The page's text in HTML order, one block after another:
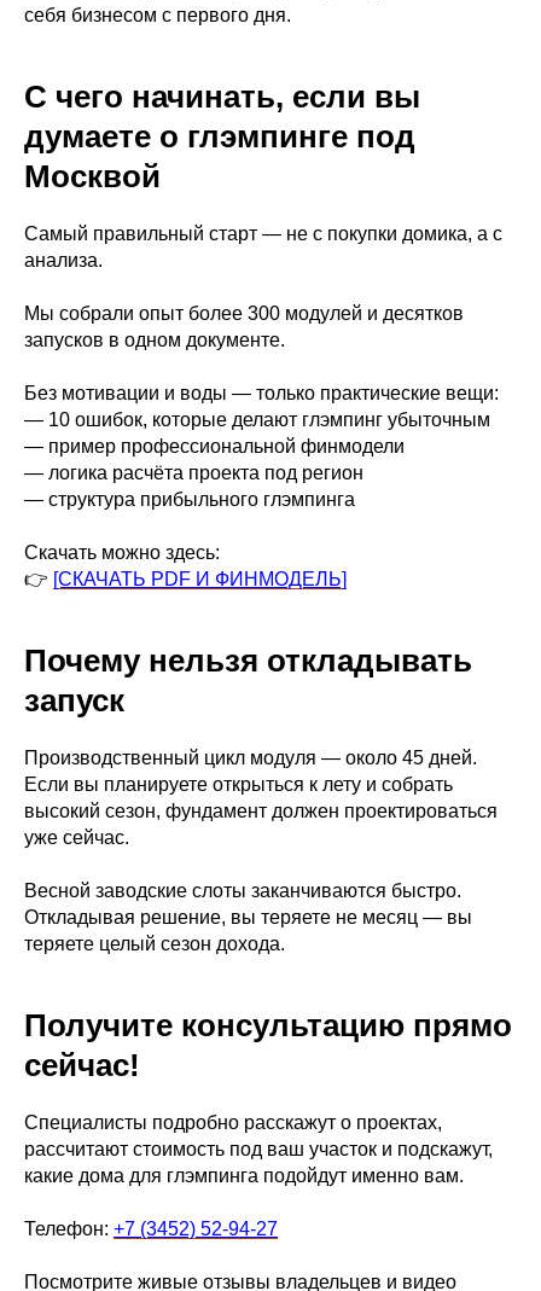
себя бизнесом с первого дня.
С чего начинать, если вы
думаете о глэмпинге под
Москвой
Самый правильный старт — не с покупки домика, а с
анализа.
Мы собрали опыт более 300 модулей и десятков
запусков в одном документе.
Без мотивации и воды — только практические вещи:
— 10 ошибок, которые делают глэмпинг убыточным
— пример профессиональной финмодели
— логика расчёта проекта под регион
— структура прибыльного глэмпинга
Скачать можно здесь:
👉 [СКАЧАТЬ PDF И ФИНМОДЕЛЬ]
Почему нельзя откладывать
запуск
Производственный цикл модуля — около 45 дней.
Если вы планируете открыться к лету и собрать
высокий сезон, фундамент должен проектироваться
уже сейчас.
Весной заводские слоты заканчиваются быстро.
Откладывая решение, вы теряете не месяц — вы
теряете целый сезон дохода.
Получите консультацию прямо
сейчас!
Специалисты подробно расскажут о проектах,
рассчитают стоимость под ваш участок и подскажут,
какие дома для глэмпинга подойдут именно вам.
Телефон: +7 (3452) 52-94-27
Посмотрите живые отзывы владельцев и видео